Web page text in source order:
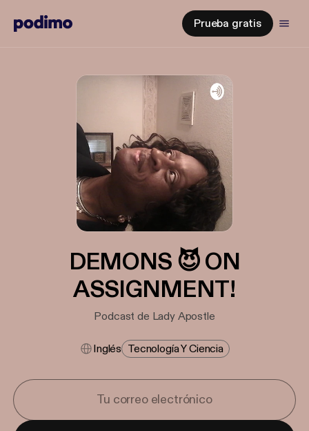
Prueba gratis
DEMONS 😈 ON
ASSIGNMENT!
Podcast de Lady Apostle
Inglés Tecnología Y Ciencia